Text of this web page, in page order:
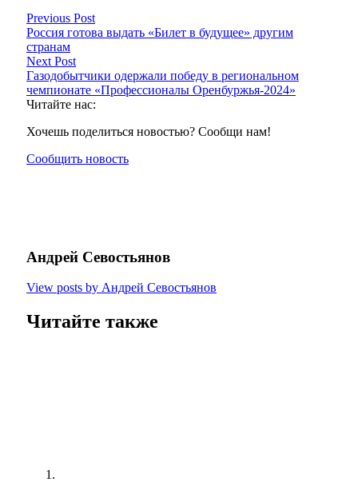
Previous Post
Россия готова выдать «Билет в будущее» другим
странам
Next Post
Газодобытчики одержали победу в региональном
чемпионате «Профессионалы Оренбуржья-2024»
Читайте нас:
Хочешь поделиться новостью? Сообщи нам!
Сообщить новость
Андрей Севостьянов
View posts by Андрей Севостьянов
Читайте также